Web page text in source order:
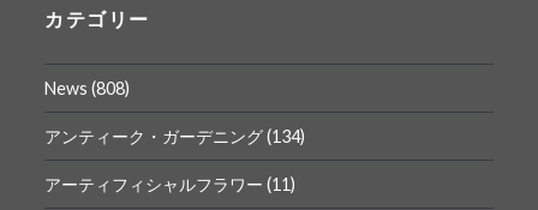
ロ
フ
ー
ル
を
Facebook
で
表
示
ロ
フ
ー
ル
を
Instagram
で
表
示
カテゴリー
News (808)
アンティーク・ガーデニング(134)
アーティフィシャルフラワー (11)